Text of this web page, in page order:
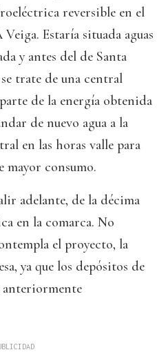
reversible en el
Estaría situada aguas
y antes del de Santa
trate de una central
de la energía obtenida
de nuevo agua a la
en las horas valle para
mayor consumo.
adelante, de la décima
en la comarca. No
el proyecto, la
ya que los depósitos de
anteriormente